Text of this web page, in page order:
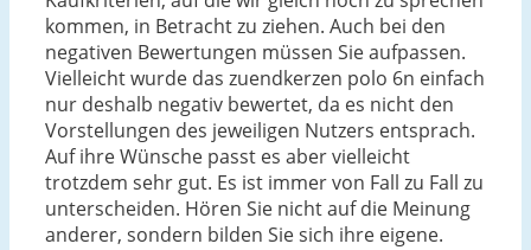
kommen, in Betracht zu ziehen. Auch bei den
negativen Bewertungen müssen Sie aufpassen.
Vielleicht wurde das zuendkerzen polo 6n einfach
nur deshalb negativ bewertet, da es nicht den
Vorstellungen des jeweiligen Nutzers entsprach.
Auf ihre Wünsche passt es aber vielleicht
trotzdem sehr gut. Es ist immer von Fall zu Fall zu
unterscheiden. Hören Sie nicht auf die Meinung
anderer, sondern bilden Sie sich ihre eigene.